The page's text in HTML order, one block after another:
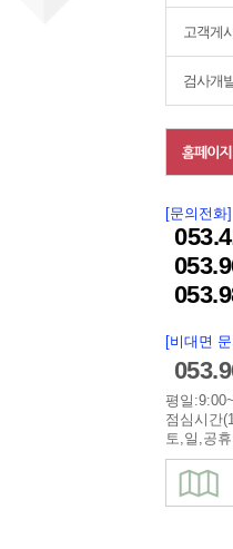
고객게
검사개
[문의전화]
[비대면
평일
점심시간
토,일,공